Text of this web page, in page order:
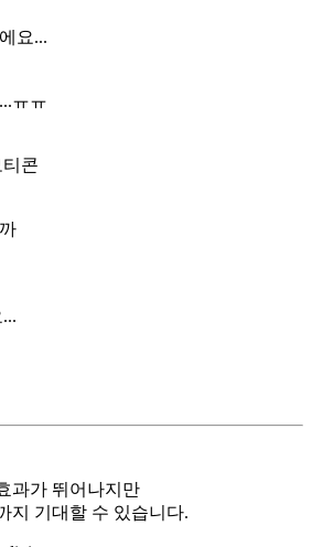
요...
ㅠㅠ
과가 뛰어나지만
지 기대할 수 있습니다.